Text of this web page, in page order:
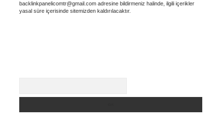
backlinkpanelicomtr@gmail.comadresine bildirmeniz halinde, ilgili içerikler
yasal süre içerisinde sitemizden kaldırılacaktır.